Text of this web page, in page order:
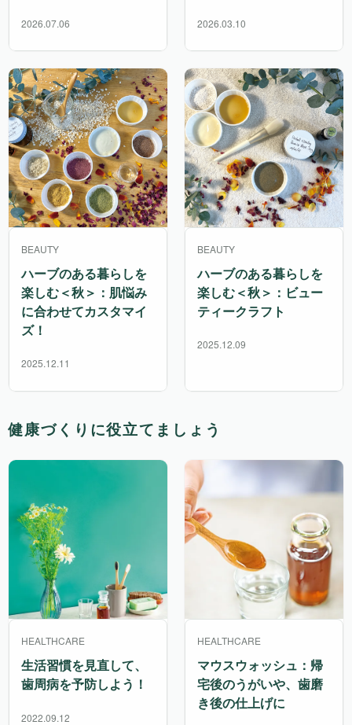
2026.07.06 2026.03.10
BEAUTY
ハーブのある暮らしを
楽しむ＜秋＞：肌悩み
に合わせてカスタマイ
ズ！
2025.12.11
BEAUTY
ハーブのある暮らしを
楽しむ＜秋＞：ビュー
ティークラフト
2025.12.09
健康づくりに役立てましょう
HEALTHCARE
生活習慣を見直して、
歯周病を予防しよう！
2022.09.12
HEALTHCARE
マウスウォッシュ：帰
宅後のうがいや、歯磨
き後の仕上げに